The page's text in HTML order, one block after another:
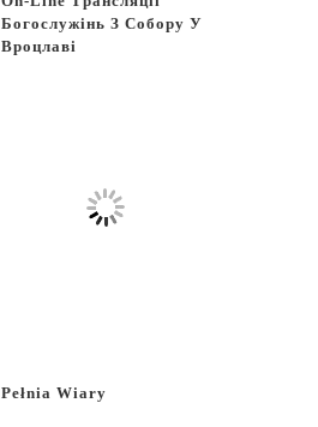
Богослужінь З Собору У
Вроцлаві
Pełnia Wiary